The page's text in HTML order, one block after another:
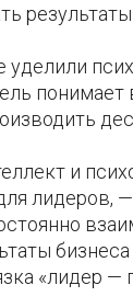
и
лидеров,
«лидер